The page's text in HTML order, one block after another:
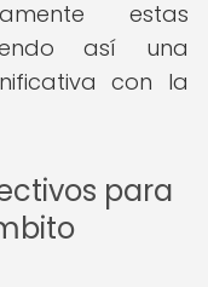
estas
así una
con la
para